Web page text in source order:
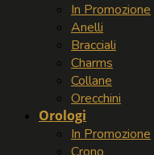
In Promozione
Anelli
Bracciali
Charms
Collane
Orecchini
Orologi
In Promozione